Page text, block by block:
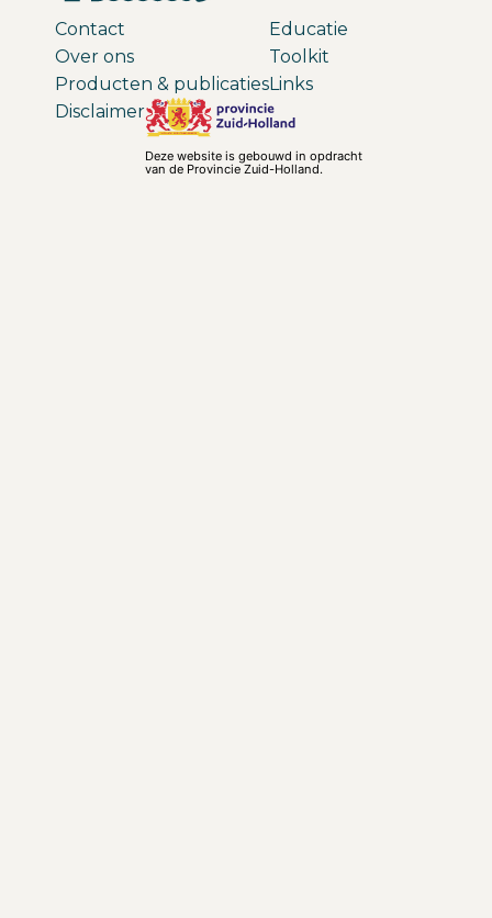
Contact
Over ons
Producten & publicaties
Educatie
Toolkit
Links
Disclaimer
Deze website is gebouwd in opdracht
van de Provincie Zuid-Holland.